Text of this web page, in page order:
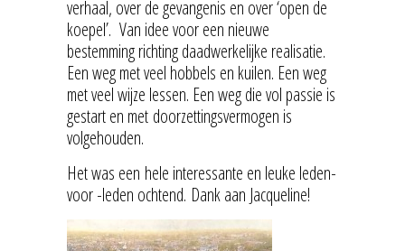
verhaal, over de gevangenis en over ‘open de
koepel’. Van idee voor een nieuwe
bestemming richting daadwerkelijke realisatie.
Een weg met veel hobbels en kuilen. Een weg
met veel wijze lessen. Een weg die vol passie is
gestart en met doorzettingsvermogen is
volgehouden.
Het was een hele interessante en leuke leden-
voor -leden ochtend. Dank aan Jacqueline!